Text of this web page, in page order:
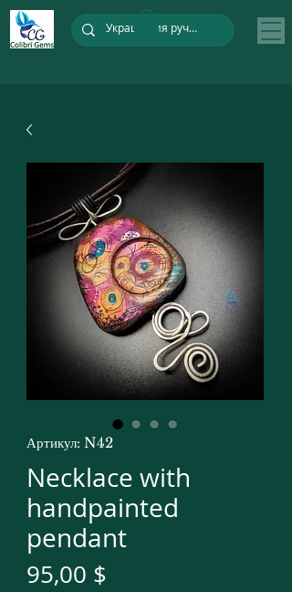
Артикул: N42
Necklace with
handpainted
pendant
95,00 $